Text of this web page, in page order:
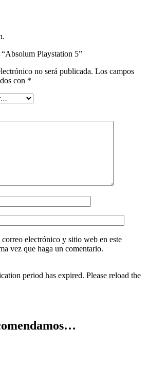
Playstation 5”
no será publicada. Los campos
con *
electrónico y sitio web en este
vez que haga un comentario.
period has expired. Please reload the